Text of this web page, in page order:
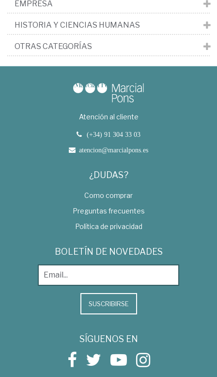
EMPRESA
HISTORIA Y CIENCIAS HUMANAS
OTRAS CATEGORÍAS
Atención al cliente
(+34) 91 304 33 03
atencion@marcialpons.es
¿DUDAS?
Como comprar
Preguntas frecuentes
Política de privacidad
BOLETÍN DE NOVEDADES
SUSCRIBIRSE
SÍGUENOS EN